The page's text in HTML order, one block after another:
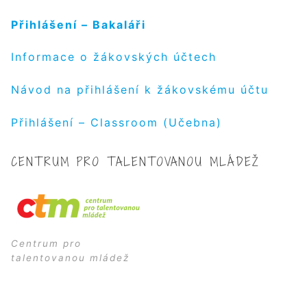
Přihlášení – Bakaláři
Informace o žákovských účtech
Návod na přihlášení k žákovskému účtu
Přihlášení – Classroom (Učebna)
CENTRUM PRO TALENTOVANOU MLÁDEŽ
Centrum pro
talentovanou mládež